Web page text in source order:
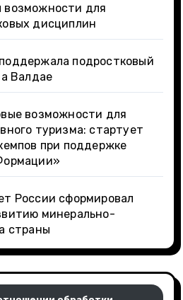
возможности для
дисциплин
подростковый
Валдае
возможности для
туризма: стартует
при поддержке
России сформировал
минерально-
страны